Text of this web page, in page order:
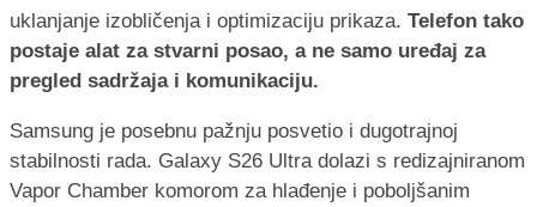
uklanjanje izobličenja i optimizaciju prikaza. Telefon tako
postaje alat za stvarni posao, a ne samo uređaj za
pregled sadržaja i komunikaciju.
Samsung je posebnu pažnju posvetio i dugotrajnoj
stabilnosti rada. Galaxy S26 Ultra dolazi s redizajniranom
Vapor Chamber komorom za hlađenje i poboljšanim